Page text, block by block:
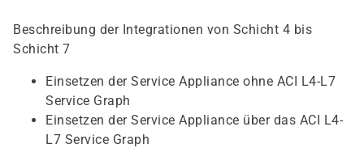
Beschreibung der Integrationen von Schicht 4 bis
Schicht 7
Einsetzen der Service Appliance ohne ACI L4-L7
Service Graph
Einsetzen der Service Appliance über das ACI L4-
L7 Service Graph